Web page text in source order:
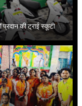
प्रदान की ट्राई स्कूटी